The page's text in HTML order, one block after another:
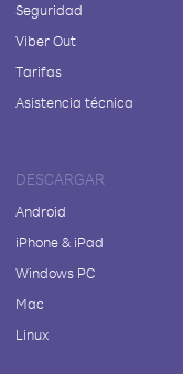
Seguridad
Viber Out
Tarifas
Asistencia técnica
DESCARGAR
Android
iPhone & iPad
Windows PC
Mac
Linux